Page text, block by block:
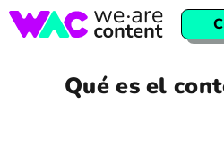
Qué es el